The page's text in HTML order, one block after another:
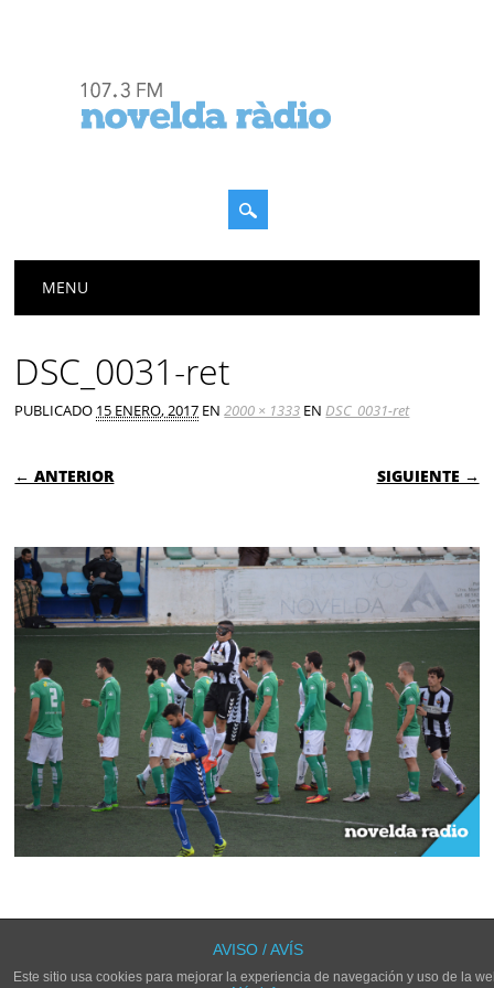
Menú principal
MENU
DSC_0031-ret
PUBLICADO 15 ENERO, 2017 EN2000 × 1333 ENDSC_0031-ret
← ANTERIOR SIGUIENTE →
LOS COMENTARIOS Y TRACKBACKS ESTÁN CERRADOS.
AVISO / AVÍS
Este sitio usa cookies para mejorar la experiencia de navegación y uso de la